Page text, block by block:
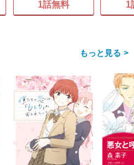
1話無料 1
>